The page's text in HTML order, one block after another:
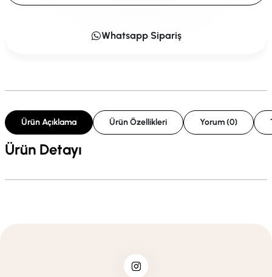
Whatsapp Sipariş
Ürün Açıklama Ürün Özellikleri Yorum (0)
Ürün Detayı